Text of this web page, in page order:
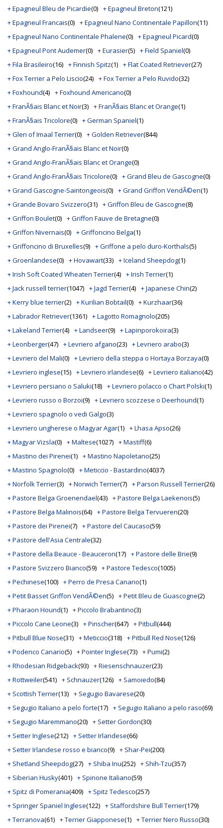
+ Epagneul Bleu de Picardie(0) + Epagneul Breton(121)
+ Epagneul Francais(0) + Epagneul Nano Continentale Papillon(11)
+ Epagneul Nano Continentale Phalene(0) + Epagneul Picard(0)
+ Epagneul Pont Audemer(0) + Eurasier(5) + Field Spaniel(0)
+ Fila Brasileiro(16) + Finnish Spitz(1) + Flat Coated Retriever(27)
+ Fox Terrier a Pelo Liscio(24) + Fox Terrier a Pelo Ruvido(32)
+ Foxhound(4) + Foxhound Americano(0)
+ FranÃ§ais Blanc et Noir(3) + FranÃ§ais Blanc et Orange(1)
+ FranÃ§ais Tricolore(0) + German Spaniel(1)
+ Glen of Imaal Terrier(0) + Golden Retriever(844)
+ Grand Anglo-FranÃ§ais Blanc et Noir(0)
+ Grand Anglo-FranÃ§ais Blanc et Orange(0)
+ Grand Anglo-FranÃ§ais Tricolore(0) + Grand Bleu de Gascogne(0)
+ Grand Gascogne-Saintongeois(0) + Grand Griffon VendÃ©en(1)
+ Grande Bovaro Svizzero(31) + Griffon Bleu de Gascogne(8)
+ Griffon Boulet(0) + Griffon Fauve de Bretagne(0)
+ Griffon Nivernais(0) + Griffoncino Belga(1)
+ Griffoncino di Bruxelles(9) + Griffone a pelo duro-Korthals(5)
+ Groenlandese(0) + Hovawart(33) + Iceland Sheepdog(1)
+ Irish Soft Coated Wheaten Terrier(4) + Irish Terrier(1)
+ Jack russell terrier(1047) + Jagd Terrier(4) + Japanese Chin(2)
+ Kerry blue terrier(2) + Kurilian Bobtail(0) + Kurzhaar(36)
+ Labrador Retriever(1361) + Lagotto Romagnolo(205)
+ Lakeland Terrier(4) + Landseer(9) + Lapinporokoira(3)
+ Leonberger(47) + Levriero afgano(23) + Levriero arabo(3)
+ Levriero del Mali(0) + Levriero della steppa o Hortaya Borzaya(0)
+ Levriero inglese(15) + Levriero irlandese(6) + Levriero italiano(42)
+ Levriero persiano o Saluki(18) + Levriero polacco o Chart Polski(1)
+ Levriero russo o Borzoi(9) + Levriero scozzese o Deerhound(1)
+ Levriero spagnolo o vedi Galgo(3)
+ Levriero ungherese o Magyar Agar(1) + Lhasa Apso(26)
+ Magyar Vizsla(0) + Maltese(1027) + Mastiff(6)
+ Mastino dei Pirenei(1) + Mastino Napoletano(25)
+ Mastino Spagnolo(0) + Meticcio - Bastardino(4037)
+ Norfolk Terrier(3) + Norwich Terrier(7) + Parson Russell Terrier(26)
+ Pastore Belga Groenendael(43) + Pastore Belga Laekenois(5)
+ Pastore Belga Malinois(64) + Pastore Belga Tervueren(20)
+ Pastore dei Pirenei(7) + Pastore del Caucaso(59)
+ Pastore dell'Asia Centrale(32)
+ Pastore della Beauce - Beauceron(17) + Pastore delle Brie(9)
+ Pastore Svizzero Bianco(59) + Pastore Tedesco(1005)
+ Pechinese(100) + Perro de Presa Canario(1)
+ Petit Basset Griffon VendÃ©en(5) + Petit Bleu de Guascogne(2)
+ Pharaon Hound(1) + Piccolo Brabantino(3)
+ Piccolo Cane Leone(3) + Pinscher(647) + Pitbull(444)
+ Pitbull Blue Nose(31) + Meticcio(318) + Pitbull Red Nose(126)
+ Podenco Canario(5) + Pointer Inglese(73) + Pumi(2)
+ Rhodesian Ridgeback(93) + Riesenschnauzer(23)
+ Rottweiler(541) + Schnauzer(126) + Samoiedo(84)
+ Scottish Terrier(13) + Segugio Bavarese(20)
+ Segugio Italiano a pelo forte(17) + Segugio Italiano a pelo raso(69)
+ Segugio Maremmano(20) + Setter Gordon(30)
+ Setter Inglese(212) + Setter Irlandese(66)
+ Setter Irlandese rosso e bianco(9) + Shar-Pei(200)
+ Shetland Sheepdog(27) + Shiba Inu(252) + Shih-Tzu(357)
+ Siberian Husky(401) + Spinone Italiano(59)
+ Spitz di Pomerania(409) + Spitz Tedesco(257)
+ Springer Spaniel Inglese(122) + Staffordshire Bull Terrier(179)
+ Terranova(61) + Terrier Giapponese(1) + Terrier Nero Russo(30)